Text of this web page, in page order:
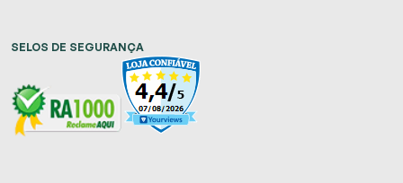
SELOS DE SEGURANÇA